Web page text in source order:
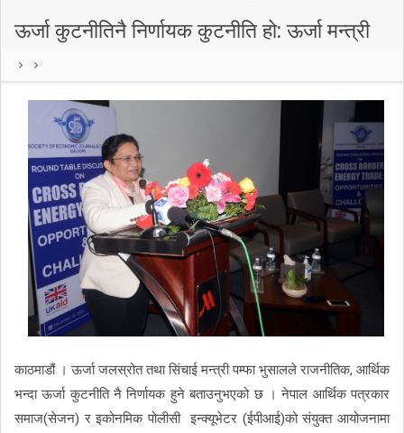
ऊर्जा कुटनीतिनै निर्णायक कुटनीति हो: ऊर्जा मन्त्री
काठमाडौं । ऊर्जा जलस्रोत तथा सिंचाई मन्त्री पम्फा भुसालले राजनीतिक, आर्थिक
भन्दा ऊर्जा कुटनीति नै निर्णायक हुने बताउनुभएको छ । नेपाल आर्थिक पत्रकार
समाज(सेजन) र इकोनमिक पोलीसी इन्क्यूभेटर (ईपीआई)को संयुक्त आयोजनामा